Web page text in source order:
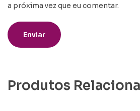
a próxima vez que eu comentar.
Produtos